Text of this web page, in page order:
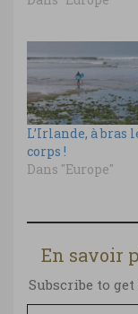
L’Irlande, à bras
corps !
Dans "Europe"
En savoir
Subscribe to
Saisissez votre adresse e-mail…